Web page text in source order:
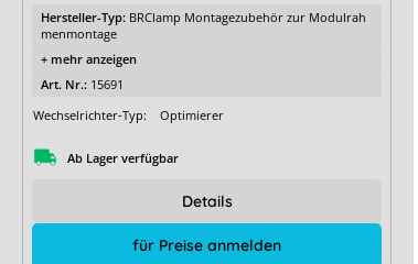
Hersteller-Typ: BRClamp Montagezubehör zur Modulrah
menmontage
+ mehr anzeigen
Art. Nr.: 15691
Wechselrichter-Typ:
Optimierer
Ab Lager verfügbar
für Preise anmelden
Details